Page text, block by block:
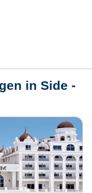
in Side -